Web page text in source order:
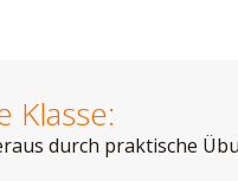
Klasse:
durch praktische